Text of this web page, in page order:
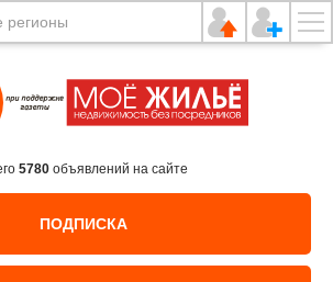
регионы
5780объявлений на сайте
ПОДПИСКА